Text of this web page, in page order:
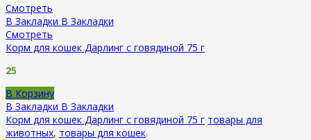
Смотреть
В Закладки В Закладки
Смотреть
Корм для кошек Дарлинг с говядиной 75 г
25
В Корзину
В Закладки В Закладки
Корм для кошек Дарлинг с говядиной 75 г товары для
животных, товары для кошек.